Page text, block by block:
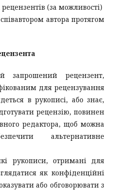
(за можливості)
автора протягом
запрошений рецензент,
для рецензування
в рукописі, або знає,
рецензію, повинен
редактора, щоб можна
альтернативне
рукописи, отримані для
як конфіденційні
або обговорювати з